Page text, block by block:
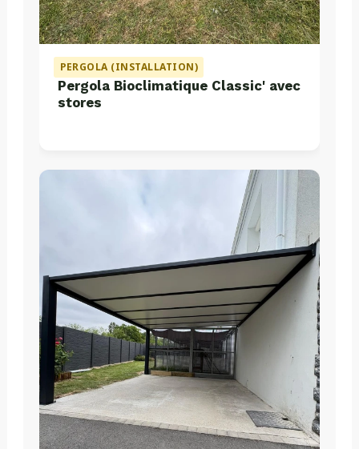
PERGOLA (INSTALLATION)
Pergola Bioclimatique Classic' avec
stores